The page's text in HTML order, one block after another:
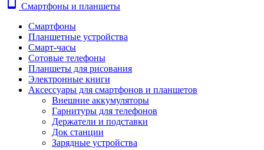
Счетчики банкнот
Калькуляторы
Мебель
Стулья и кресла
Столы
Мебельные аксессуары
Аксессуары для кресел
Вешалки
Коврики защитные
Эргономика
Опции для устройств печати, копирования и
сканирования
Смартфоны и планшеты
Смартфоны
Планшетные устройства
Смарт-часы
Сотовые телефоны
Планшеты для рисования
Электронные книги
Аксессуары для смартфонов и планшетов
Внешние аккумуляторы
Гарнитуры для телефонов
Держатели и подставки
Док станции
Зарядные устройства